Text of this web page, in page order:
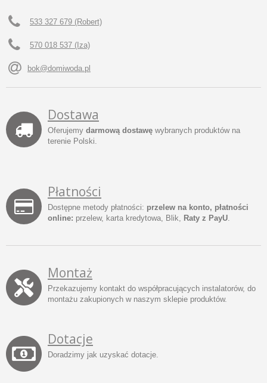
533 327 679 (Robert)
570 018 537 (Iza)
bok@domiwoda.pl
Dostawa
Oferujemy darmową dostawę wybranych produktów na
terenie Polski.
Płatności
Dostępne metody płatności: przelew na konto, płatności
online: przelew, karta kredytowa, Blik, Raty z PayU
Montaż
Przekazujemy kontakt do współpracujących instalatorów, do
montażu zakupionych w naszym sklepie produktów.
Dotacje
Doradzimy jak uzyskać dotacje.